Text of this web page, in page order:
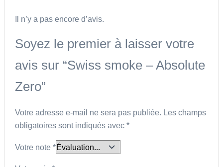
Il n’y a pas encore d’avis.
Soyez le premier à laisser votre
avis sur “Swiss smoke – Absolute
Zero”
Votre adresse e-mail ne sera pas publiée. Les champs
obligatoires sont indiqués avec*
Votre note*